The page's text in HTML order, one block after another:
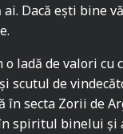
Dacă ești bine
ladă de valori cu
de
secta Zorii de
spiritul binelui și